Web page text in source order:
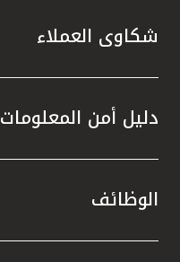
شكاوى العملاء
دليل أمن المعلومات
الوظائف